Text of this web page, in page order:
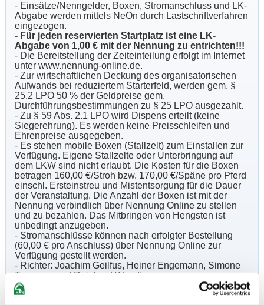
- Einsätze/Nenngelder, Boxen, Stromanschluss und LK-
Abgabe werden mittels NeOn durch Lastschriftverfahren
eingezogen.
- Für jeden reservierten Startplatz ist eine LK-
Abgabe von 1,00 € mit der Nennung zu entrichten!!!
- Die Bereitstellung der Zeiteinteilung erfolgt im Internet
unter www.nennung-online.de.
- Zur wirtschaftlichen Deckung des organisatorischen
Aufwands bei reduziertem Starterfeld, werden gem. §
25.2 LPO 50 % der Geldpreise gem.
Durchführungsbestimmungen zu § 25 LPO ausgezahlt.
- Zu § 59 Abs. 2.1 LPO wird Dispens erteilt (keine
Siegerehrung). Es werden keine Preisschleifen und
Ehrenpreise ausgegeben.
- Es stehen mobile Boxen (Stallzelt) zum Einstallen zur
Verfügung. Eigene Stallzelte oder Unterbringung auf
dem LKW sind nicht erlaubt. Die Kosten für die Boxen
betragen 160,00 €/Stroh bzw. 170,00 €/Späne pro Pferd
einschl. Ersteinstreu und Mistentsorgung für die Dauer
der Veranstaltung. Die Anzahl der Boxen ist mit der
Nennung verbindlich über Nennung Online zu stellen
und zu bezahlen. Das Mitbringen von Hengsten ist
unbedingt anzugeben.
- Stromanschlüsse können nach erfolgter Bestellung
(60,00 € pro Anschluss) über Nennung Online zur
Verfügung gestellt werden.
- Richter: Joachim Geilfus, Heiner Engemann, Simone
Teeuwen und Reinhard Wendt.
- Parcourschefs: Volker Wulf und Kim Itzek.
- Hygienebeauftragter: Markus Scharmann.